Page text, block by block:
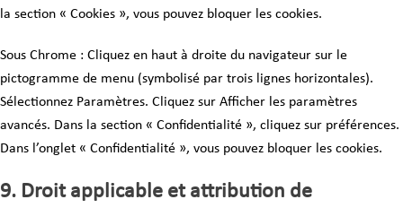
la section « Cookies », vous pouvez bloquer les cookies.
Sous Chrome : Cliquez en haut à droite du navigateur sur le
pictogramme de menu (symbolisé par trois lignes horizontales).
Sélectionnez Paramètres. Cliquez sur Afficher les paramètres
avancés. Dans la section « Confidentialité », cliquez sur préférences.
Dans l’onglet « Confidentialité », vous pouvez bloquer les cookies.
9. Droit applicable et attribution de